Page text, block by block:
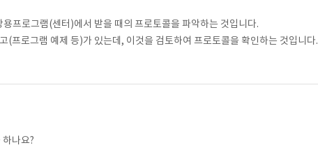
프로그램(센터)에서 받을 때의 프로토콜을 파악하는 것입니다.
(프로그램 예제 등)가 있는데, 이것을 검토하여 프로토콜을 확인하는 것입니다.
나요?